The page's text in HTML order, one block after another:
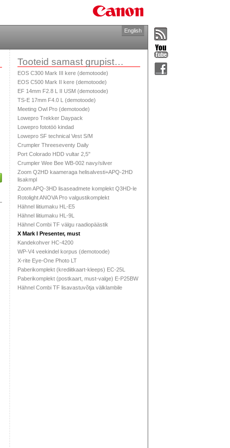
English
Tooteid samast grupist…
EOS C300 Mark III kere (demotoode)
EOS C500 Mark II kere (demotoode)
EF 14mm F2.8 L II USM (demotoode)
TS-E 17mm F4.0 L (demotoode)
Meeting Owl Pro (demotoode)
Lowepro Trekker Daypack
Lowepro fototöö kindad
Lowepro SF technical Vest S/M
Crumpler Threeseventy Daily
Port Colorado HDD vultar 2,5''
Crumpler Wee Bee WB-002 navy/silver
Zoom Q2HD kaameraga helisalvesti+APQ-2HD
lisakmpl
Zoom APQ-3HD lisaseadmete komplekt Q3HD-le
Rotolight ANOVA Pro valgustikomplekt
Hähnel liitiumaku HL-E5
Hähnel liitiumaku HL-9L
Hähnel Combi TF välgu raadiopäästik
X Mark I Presenter, must
Kandekohver HC-4200
WP-V4 veekindel korpus (demotoode)
X-rite Eye-One Photo LT
Paberikomplekt (krediitkaart-kleeps) EC-25L
Paberikomplekt (postkaart, must-valge) E-P25BW
Hähnel Combi TF lisavastuvõtja välklambile